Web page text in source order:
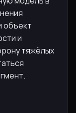
объект
и
тяжёлых